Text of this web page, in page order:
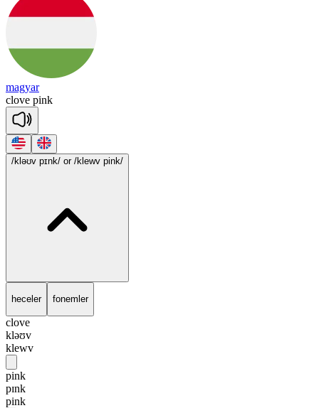
magyar
clove pink
/kləʊv pɪnk/ or /klewv pink/
heceler fonemler
clove
kləʊv
klewv
pink
pɪnk
pink